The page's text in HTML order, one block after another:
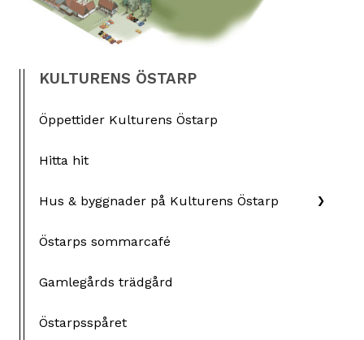
KULTURENS ÖSTARP
Öppettider Kulturens Östarp
Hitta hit
Hus & byggnader på Kulturens Östarp
Östarps sommarcafé
Gamlegårds trädgård
Östarpsspåret